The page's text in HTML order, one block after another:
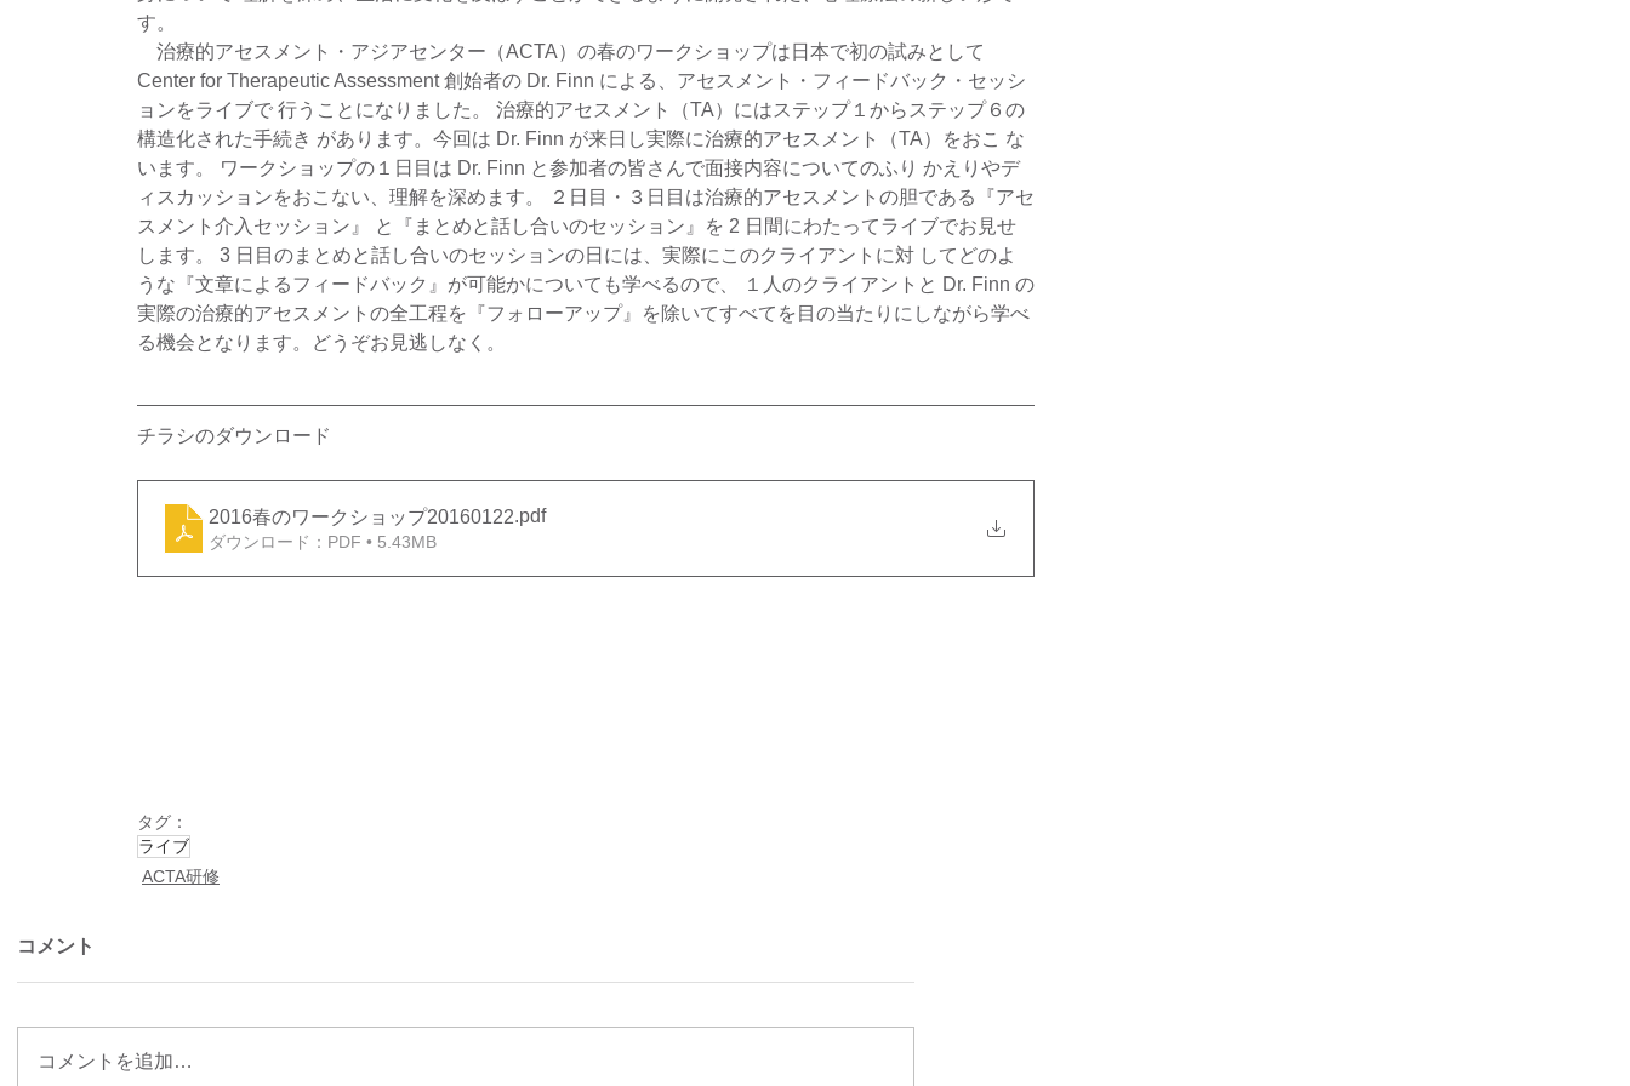
す。
治療的アセスメント・アジアセンター（ACTA）の春のワークショップは日本で初の試みとして
Center for Therapeutic Assessment 創始者の Dr. Finn による、アセスメント・フィードバック・セッシ
ョンをライブで 行うことになりました。 治療的アセスメント（TA）にはステップ１からステップ６の
構造化された手続き があります。今回は Dr. Finn が来日し実際に治療的アセスメント（TA）をおこ な
います。 ワークショップの１日目は Dr. Finn と参加者の皆さんで面接内容についてのふり かえりやデ
ィスカッションをおこない、理解を深めます。 ２日目・３日目は治療的アセスメントの胆である『アセ
スメント介入セッション』 と『まとめと話し合いのセッション』を 2 日間にわたってライブでお見せ
します。 3 日目のまとめと話し合いのセッションの日には、実際にこのクライアントに対 してどのよ
うな『文章によるフィードバック』が可能かについても学べるので、 １人のクライアントと Dr. Finn の
実際の治療的アセスメントの全工程を『フォローアップ』を除いてすべてを目の当たりにしながら学べ
る機会となります。どうぞお見逃しなく。
チラシのダウンロード
2016春のワークショップ20160122.pdf
ダウンロード：PDF • 5.43MB
タグ：
ライブ
ACTA研修
コメント
コメントを追加…